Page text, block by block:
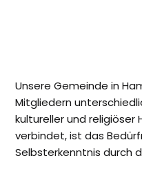
Unsere Gemeinde in
Mitgliedern
kultureller und religiöser
verbindet, ist das
Selbsterkenntnis durch